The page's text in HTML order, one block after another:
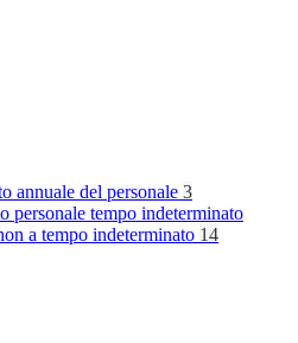
annuale del personale 3
personale tempo indeterminato
a tempo indeterminato 14